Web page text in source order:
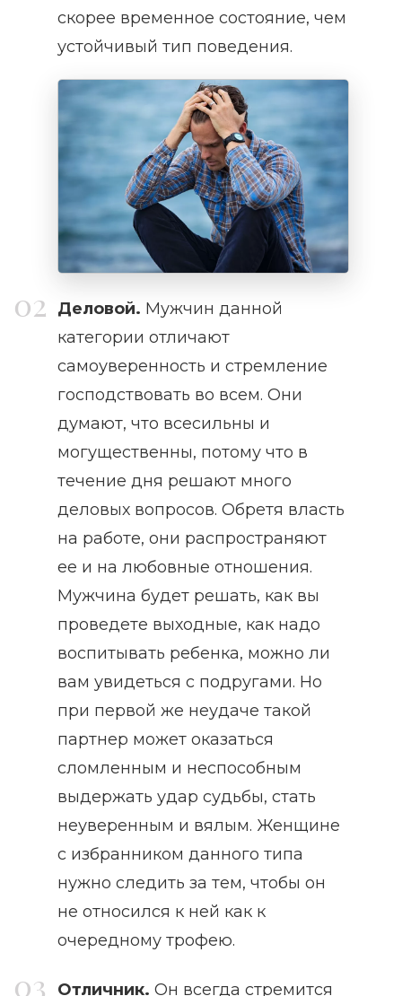
скорее временное состояние, чем
устойчивый тип поведения.
Деловой. Мужчин данной
категории отличают
самоуверенность и стремление
господствовать во всем. Они
думают, что всесильны и
могущественны, потому что в
течение дня решают много
деловых вопросов. Обретя власть
на работе, они распространяют
ее и на любовные отношения.
Мужчина будет решать, как вы
проведете выходные, как надо
воспитывать ребенка, можно ли
вам увидеться с подругами. Но
при первой же неудаче такой
партнер может оказаться
сломленным и неспособным
выдержать удар судьбы, стать
неуверенным и вялым. Женщине
с избранником данного типа
нужно следить за тем, чтобы он
не относился к ней как к
очередному трофею.
Отличник. Он всегда стремится